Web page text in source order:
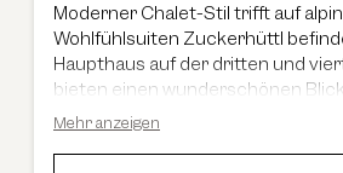
Moderner Chalet-Stil trifft auf
Wohlfühlsuiten Zuckerhüttl
Haupthaus auf der dritten und
bieten einen wunderschönen
Bergwelt. Auf 60 m² erwartet Sie
Mehr anzeigen